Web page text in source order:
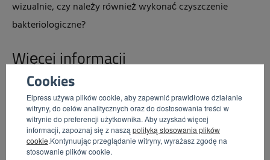
Cookies
Elpress używa plików cookie, aby zapewnić prawidłowe działanie
witryny, do celów analitycznych oraz do dostosowania treści w
witrynie do preferencji użytkownika. Aby uzyskać więcej
informacji, zapoznaj się z naszą polityką stosowania plików
cookie.Kontynuując przeglądanie witryny, wyrażasz zgodę na
stosowanie plików cookie.
wizualnie, czy należy również wykonać czyszczenie
bakteriologiczne?
Więcej informacji
Czy chcesz się dowiedzieć więcej na temat Koła Sinnera
oraz innych punktów istotnych podczas zakupu myjki do
skrzynek lub systemu do czyszczenia? Skontaktuj się z
naszymi specjalistami, którzy chętnie udzielą porady.
Możesz też przeczytać więcej w białej księdze „